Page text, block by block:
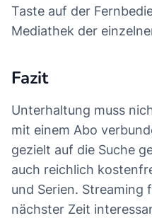
Taste auf der
Mediathek der
Fazit
Unterhaltung muss
mit einem Abo
gezielt auf die Suche
auch reichlich
und Serien. Streaming
nächster Zeit